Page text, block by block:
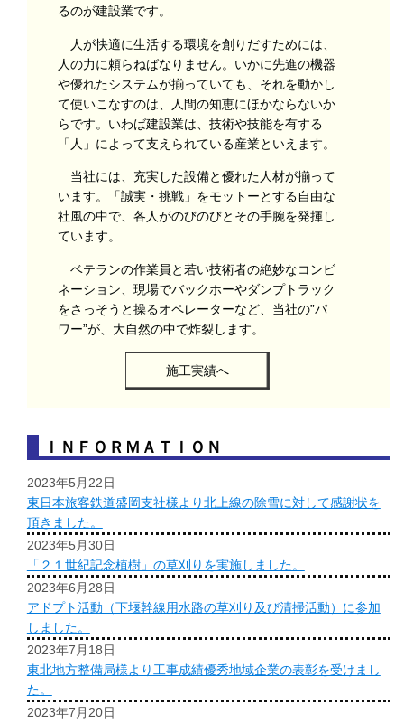
るのが建設業です。
人が快適に生活する環境を創りだすためには、
人の力に頼らねばなりません。いかに先進の機器
や優れたシステムが揃っていても、それを動かし
て使いこなすのは、人間の知恵にほかならないか
らです。いわば建設業は、技術や技能を有する
「人」によって支えられている産業といえます。
当社には、充実した設備と優れた人材が揃って
います。「誠実・挑戦」をモットーとする自由な
社風の中で、各人がのびのびとその手腕を発揮し
ています。
ベテランの作業員と若い技術者の絶妙なコンビ
ネーション、現場でバックホーやダンプトラック
をさっそうと操るオペレーターなど、当社の”パ
ワー”が、大自然の中で炸裂します。
施工実績へ
ＩＮＦＯＲＭＡＴＩＯＮ
2023年5月22日
東日本旅客鉄道盛岡支社様より北上線の除雪に対して感謝状を
頂きました。
2023年5月30日
「２１世紀記念植樹」の草刈りを実施しました。
2023年6月28日
アドプト活動（下堰幹線用水路の草刈り及び清掃活動）に参加
しました。
2023年7月18日
東北地方整備局様より工事成績優秀地域企業の表彰を受けまし
た。
2023年7月20日